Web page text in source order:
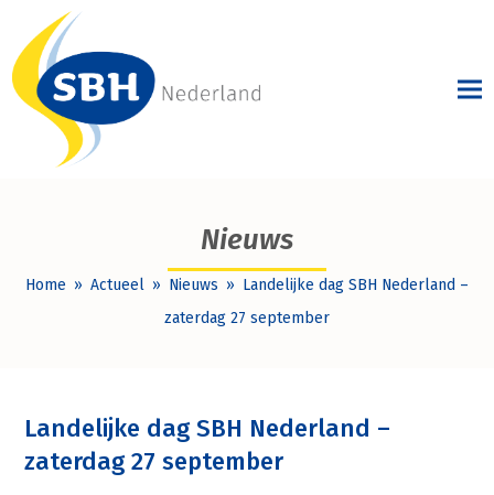
Nieuws
Home » Actueel » Nieuws » Landelijke dag SBH Nederland –
zaterdag 27 september
Landelijke dag SBH Nederland –
zaterdag 27 september